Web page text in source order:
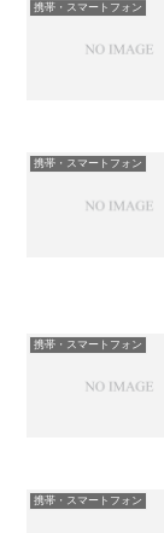
携帯・スマートフォン
携帯・スマートフォン
携帯・スマートフォン
携帯・スマートフォン